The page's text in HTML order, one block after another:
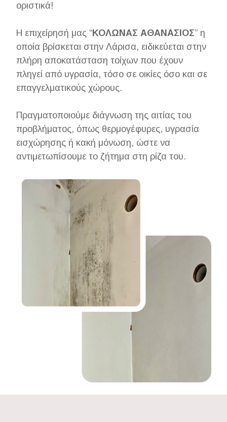
οριστικά!
Η επιχείρησή μας “ΚΟΛΩΝΑΣ ΑΘΑΝΑΣΙΟΣ” η
οποία βρίσκεται στην Λάρισα, ειδικεύεται στην
πλήρη αποκατάσταση τοίχων που έχουν
πληγεί από υγρασία, τόσο σε οικίες όσο και σε
επαγγελματικούς χώρους.
Πραγματοποιούμε διάγνωση της αιτίας του
προβλήματος, όπως θερμογέφυρες, υγρασία
εισχώρησης ή κακή μόνωση, ώστε να
αντιμετωπίσουμε το ζήτημα στη ρίζα του.